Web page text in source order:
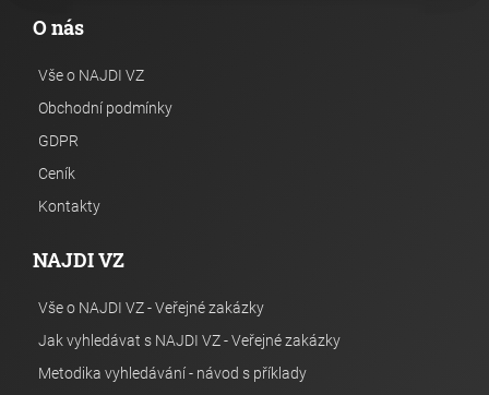
O nás
Vše o NAJDI VZ
Obchodní podmínky
GDPR
Ceník
Kontakty
NAJDI VZ
Vše o NAJDI VZ - Veřejné zakázky
Jak vyhledávat s NAJDI VZ - Veřejné zakázky
Metodika vyhledávání - návod s příklady